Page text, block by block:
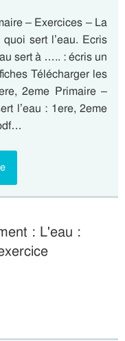
– Exercices – La
sert l’eau. Ecris
sert à ….. : écris un
Télécharger les
2eme Primaire –
l’eau : 1ere, 2eme
: L'eau :